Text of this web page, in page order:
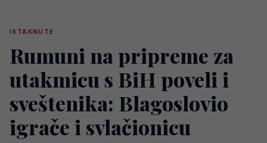
ISTAKNUTE
Rumuni na pripreme za
utakmicu s BiH poveli i
sveštenika: Blagoslovio
igrače i svlačionicu